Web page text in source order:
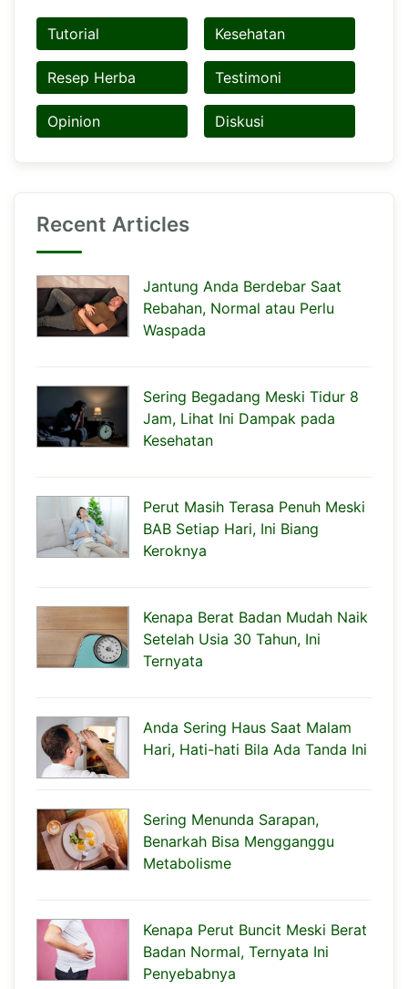
Tutorial Kesehatan
Resep Herba Testimoni
Opinion Diskusi
Recent Articles
Jantung Anda Berdebar Saat
Rebahan, Normal atau Perlu
Waspada
Sering Begadang Meski Tidur 8
Jam, Lihat Ini Dampak pada
Kesehatan
Perut Masih Terasa Penuh Meski
BAB Setiap Hari, Ini Biang
Keroknya
Kenapa Berat Badan Mudah Naik
Setelah Usia 30 Tahun, Ini
Ternyata
Anda Sering Haus Saat Malam
Hari, Hati-hati Bila Ada Tanda Ini
Sering Menunda Sarapan,
Benarkah Bisa Mengganggu
Metabolisme
Kenapa Perut Buncit Meski Berat
Badan Normal, Ternyata Ini
Penyebabnya